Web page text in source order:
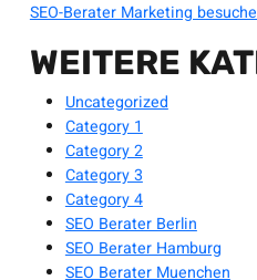
SEO-Berater Marketing
WEITERE
Uncategorized
Category 1
Category 2
Category 3
Category 4
SEO Berater Berlin
SEO Berater Hamburg
SEO Berater Muenchen